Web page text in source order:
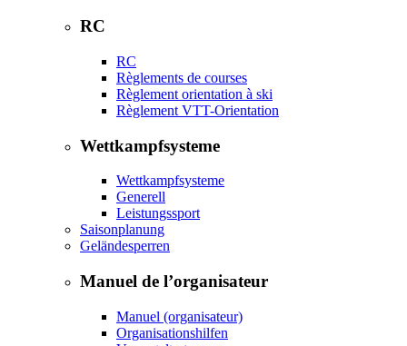
RC
RC
Règlements de courses
Règlement orientation à ski
Règlement VTT-Orientation
Wettkampfsysteme
Wettkampfsysteme
Generell
Leistungssport
Saisonplanung
Geländesperren
Manuel de l’organisateur
Manuel (organisateur)
Organisationshilfen